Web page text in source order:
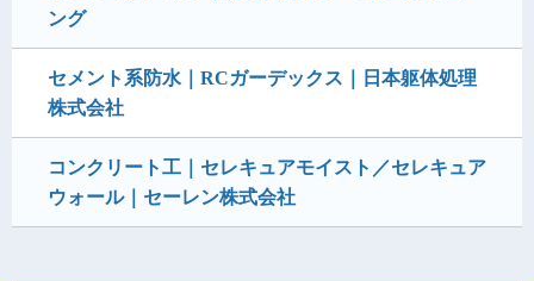
ング
セメント系防水｜RCガーデックス｜日本躯体処理
株式会社
コンクリート工｜セレキュアモイスト／セレキュア
ウォール｜セーレン株式会社